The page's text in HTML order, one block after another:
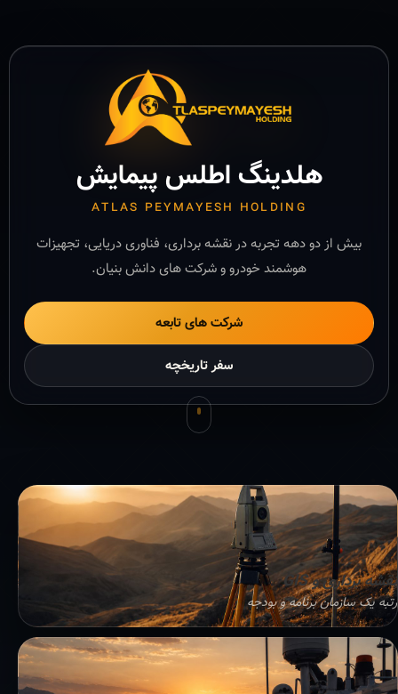
هلدینگ اطلس پیمایش
ATLAS PEYMAYESH HOLDING
بیش از دو دهه تجربه در نقشه برداری، فناوری دریایی، تجهیزات
هوشمند خودرو و شرکت های دانش بنیان.
شرکت های تابعه
سفر تاریخچه
نقشه برداری و GIS
رتبه یک سازمان برنامه و بودجه